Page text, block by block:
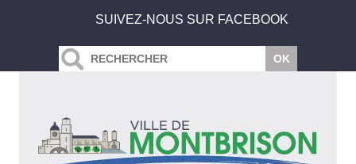
SUIVEZ-NOUS SUR FACEBOOK